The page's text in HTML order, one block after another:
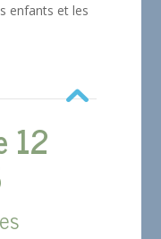
enfants et les
12